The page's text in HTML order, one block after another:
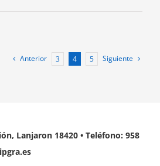
Anterior 3 4 5 Siguiente
Lanjaron 18420 • Teléfono: 958